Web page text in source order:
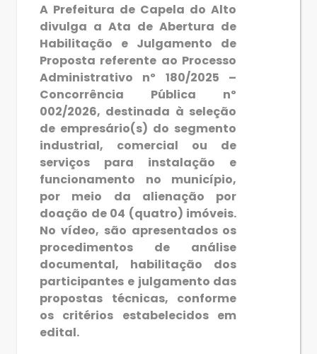
A Prefeitura de Capela do Alto
divulga a Ata de Abertura de
Habilitação e Julgamento de
Proposta referente ao Processo
Administrativo nº 180/2025 –
Concorrência Pública nº
002/2026, destinada à seleção
de empresário(s) do segmento
industrial, comercial ou de
serviços para instalação e
funcionamento no município,
por meio da alienação por
doação de 04 (quatro) imóveis.
No vídeo, são apresentados os
procedimentos de análise
documental, habilitação dos
participantes e julgamento das
propostas técnicas, conforme
os critérios estabelecidos em
edital.